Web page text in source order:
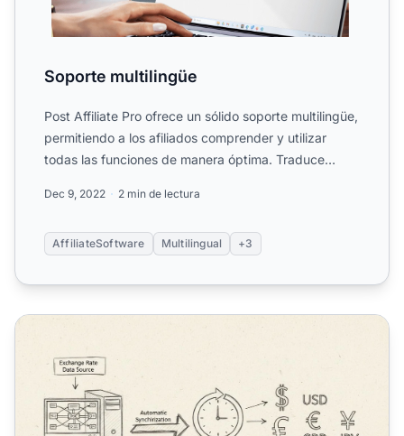
Soporte multilingüe
Post Affiliate Pro ofrece un sólido soporte multilingüe,
permitiendo a los afiliados comprender y utilizar
todas las funciones de manera óptima. Traduce
Dec 9, 2022 2 min de lectura
AffiliateSoftware Multilingual +3
¿Cuáles son los beneficios del soporte multilingüe para